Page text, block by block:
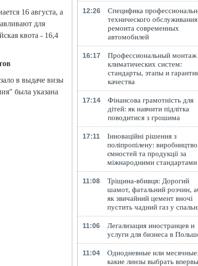
16 августа, а
для
квота - 16,4
в выдаче визы
была указана
12:26
Специфика
технического
ремонта современных
автомобилей
16:17
Профессиональный монтаж
климатических систем:
стандарты, этапы и
качества
17:14
Фінансова грамотність для
дітей: як навчити підлітка
поводитися з грошима
17:11
Інноваційні рішення з
поліпропілену: виробництво
ємностей та продукції за
міжнародними стандартами
11:08
Тріщина-вбивця: Дорогий
шамот, фатальний розчин,
як звичайний цемент вночі
пустить чадний газ у
11:06
Легализация иностранцев и
услуги для бизнеса в
11:04
Однодневные или месячные:
какие линзы выбрать